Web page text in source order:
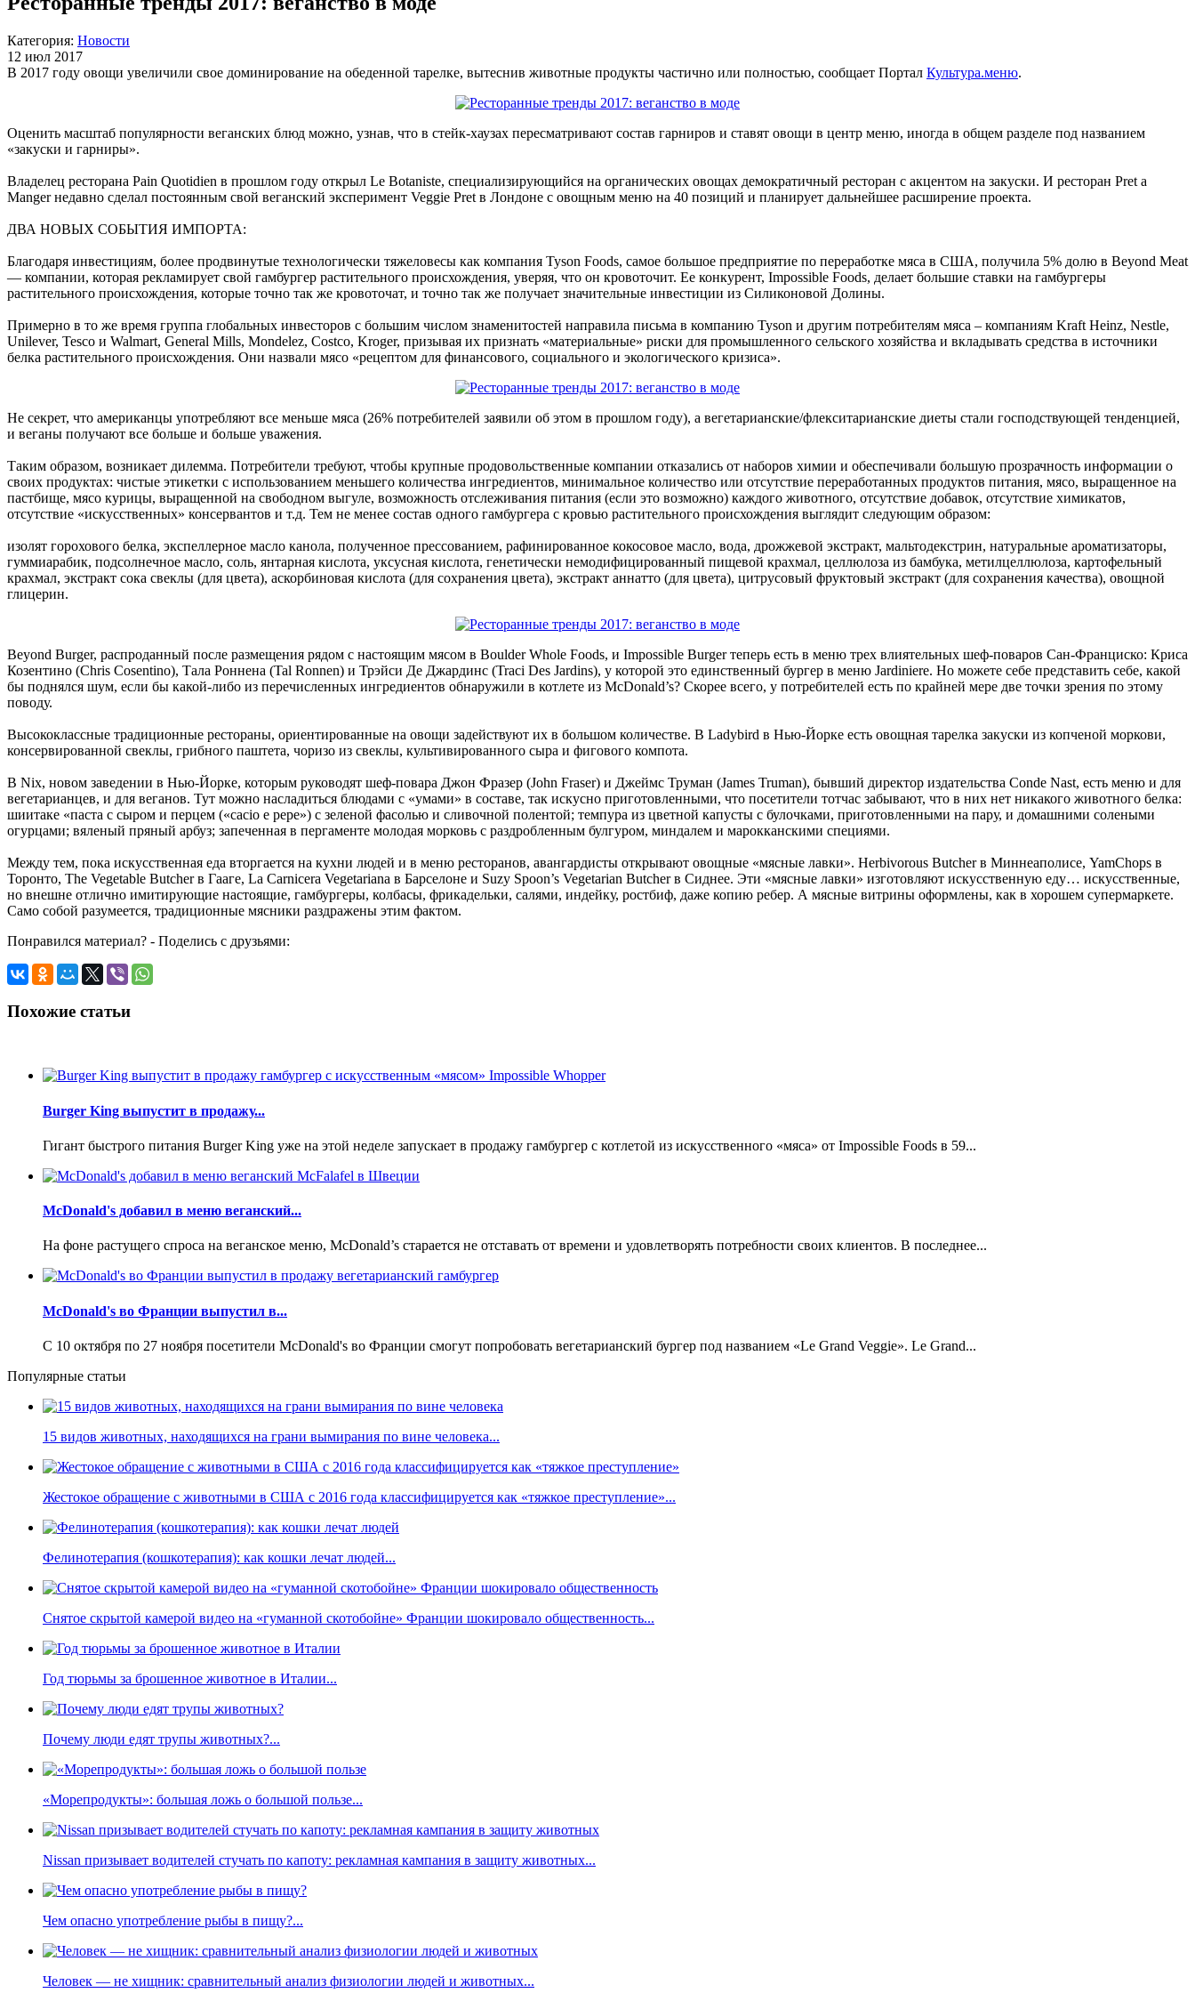
Категория: Новости
12 июл 2017
В 2017 году овощи увеличили свое доминирование на обеденной тарелке, вытеснив животные продукты частично или полностью, сообщает Портал Культура.меню.
Оценить масштаб популярности веганских блюд можно, узнав, что в стейк-хаузах пересматривают состав гарниров и ставят овощи в центр меню, иногда в общем разделе под названием
«закуски и гарниры».
Владелец ресторана Pain Quotidien в прошлом году открыл Le Botaniste, специализирующийся на органических овощах демократичный ресторан с акцентом на закуски. И ресторан Pret a
Manger недавно сделал постоянным свой веганский эксперимент Veggie Pret в Лондоне с овощным меню на 40 позиций и планирует дальнейшее расширение проекта.
ДВА НОВЫХ СОБЫТИЯ ИМПОРТА:
Благодаря инвестициям, более продвинутые технологически тяжеловесы как компания Tyson Foods, самое большое предприятие по переработке мяса в США, получила 5% долю в Beyond Meat
— компании, которая рекламирует свой гамбургер растительного происхождения, уверяя, что он кровоточит. Ее конкурент, Impossible Foods, делает большие ставки на гамбургеры
растительного происхождения, которые точно так же кровоточат, и точно так же получает значительные инвестиции из Силиконовой Долины.
Примерно в то же время группа глобальных инвесторов с большим числом знаменитостей направила письма в компанию Tyson и другим потребителям мяса – компаниям Kraft Heinz, Nestle,
Unilever, Tesco и Walmart, General Mills, Mondelez, Costco, Kroger, призывая их признать «материальные» риски для промышленного сельского хозяйства и вкладывать средства в источники
белка растительного происхождения. Они назвали мясо «рецептом для финансового, социального и экологического кризиса».
Не секрет, что американцы употребляют все меньше мяса (26% потребителей заявили об этом в прошлом году), а вегетарианские/флекситарианские диеты стали господствующей тенденцией,
и веганы получают все больше и больше уважения.
Таким образом, возникает дилемма. Потребители требуют, чтобы крупные продовольственные компании отказались от наборов химии и обеспечивали большую прозрачность информации о
своих продуктах: чистые этикетки с использованием меньшего количества ингредиентов, минимальное количество или отсутствие переработанных продуктов питания, мясо, выращенное на
пастбище, мясо курицы, выращенной на свободном выгуле, возможность отслеживания питания (если это возможно) каждого животного, отсутствие добавок, отсутствие химикатов,
отсутствие «искусственных» консервантов и т.д. Тем не менее состав одного гамбургера с кровью растительного происхождения выглядит следующим образом:
изолят горохового белка, экспеллерное масло канола, полученное прессованием, рафинированное кокосовое масло, вода, дрожжевой экстракт, мальтодекстрин, натуральные ароматизаторы,
гуммиарабик, подсолнечное масло, соль, янтарная кислота, уксусная кислота, генетически немодифицированный пищевой крахмал, целлюлоза из бамбука, метилцеллюлоза, картофельный
крахмал, экстракт сока свеклы (для цвета), аскорбиновая кислота (для сохранения цвета), экстракт аннатто (для цвета), цитрусовый фруктовый экстракт (для сохранения качества), овощной
глицерин.
Beyond Burger, распроданный после размещения рядом с настоящим мясом в Boulder Whole Foods, и Impossible Burger теперь есть в меню трех влиятельных шеф-поваров Сан-Франциско: Криса
Козентино (Chris Cosentino), Тала Роннена (Tal Ronnen) и Трэйси Де Джардинс (Traci Des Jardins), у которой это единственный бургер в меню Jardiniere. Но можете себе представить себе, какой
бы поднялся шум, если бы какой-либо из перечисленных ингредиентов обнаружили в котлете из McDonald’s? Скорее всего, у потребителей есть по крайней мере две точки зрения по этому
поводу.
Высококлассные традиционные рестораны, ориентированные на овощи задействуют их в большом количестве. В Ladybird в Нью-Йорке есть овощная тарелка закуски из копченой моркови,
консервированной свеклы, грибного паштета, чоризо из свеклы, культивированного сыра и фигового компота.
В Nix, новом заведении в Нью-Йорке, которым руководят шеф-повара Джон Фразер (John Fraser) и Джеймс Труман (James Truman), бывший директор издательства Conde Nast, есть меню и для
вегетарианцев, и для веганов. Тут можно насладиться блюдами с «умами» в составе, так искусно приготовленными, что посетители тотчас забывают, что в них нет никакого животного белка:
шиитаке «паста с сыром и перцем («cacio e pepe») с зеленой фасолью и сливочной полентой; темпура из цветной капусты с булочками, приготовленными на пару, и домашними солеными
огурцами; вяленый пряный арбуз; запеченная в пергаменте молодая морковь с раздробленным булгуром, миндалем и марокканскими специями.
Между тем, пока искусственная еда вторгается на кухни людей и в меню ресторанов, авангардисты открывают овощные «мясные лавки». Herbivorous Butcher в Миннеаполисе, YamChops в
Торонто, The Vegetable Butcher в Гааге, La Carnicera Vegetariana в Барселоне и Suzy Spoon’s Vegetarian Butcher в Сиднее. Эти «мясные лавки» изготовляют искусственную еду… искусственные,
но внешне отлично имитирующие настоящие, гамбургеры, колбасы, фрикадельки, салями, индейку, ростбиф, даже копию ребер. А мясные витрины оформлены, как в хорошем супермаркете.
Само собой разумеется, традиционные мясники раздражены этим фактом.
Понравился материал? - Поделись с друзьями:
Похожие статьи
Burger King выпустит в продажу...
Гигант быстрого питания Burger King уже на этой неделе запускает в продажу гамбургер с котлетой из искусственного «мяса» от Impossible Foods в 59...
McDonald's добавил в меню веганский...
На фоне растущего спроса на веганское меню, McDonald’s старается не отставать от времени и удовлетворять потребности своих клиентов. В последнее...
McDonald's во Франции выпустил в...
С 10 октября по 27 ноября посетители McDonald's во Франции смогут попробовать вегетарианский бургер под названием «Le Grand Veggie». Le Grand...
Популярные статьи
15 видов животных, находящихся на грани вымирания по вине человека...
Жестокое обращение с животными в США с 2016 года классифицируется как «тяжкое преступление»...
Фелинотерапия (кошкотерапия): как кошки лечат людей...
Снятое скрытой камерой видео на «гуманной скотобойне» Франции шокировало общественность...
Год тюрьмы за брошенное животное в Италии...
Почему люди едят трупы животных?...
«Морепродукты»: большая ложь о большой пользе...
Nissan призывает водителей стучать по капоту: рекламная кампания в защиту животных...
Чем опасно употребление рыбы в пищу?...
Человек — не хищник: сравнительный анализ физиологии людей и животных...